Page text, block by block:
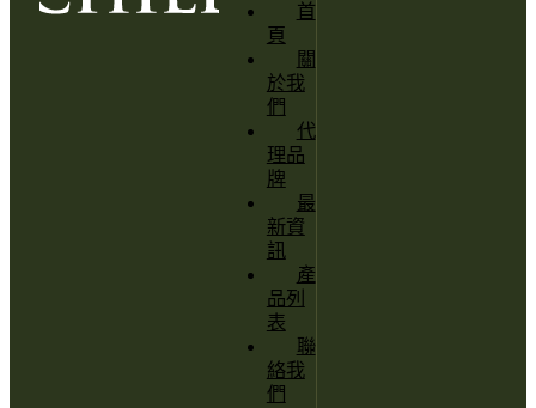
首
頁
關
於我
們
代
理品
牌
最
新資
訊
產
品列
表
聯
絡我
們